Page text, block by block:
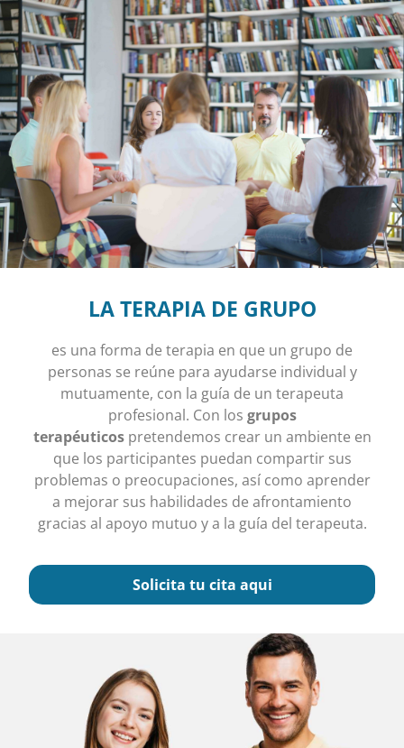
LA TERAPIA DE GRUPO
es una forma de terapia en que un grupo de
personas se reúne para ayudarse individual y
mutuamente, con la guía de un terapeuta
profesional. Con los grupos
terapéuticospretendemos crear un ambiente en
que los participantes puedan compartir sus
problemas o preocupaciones, así como aprender
a mejorar sus habilidades de afrontamiento
gracias al apoyo mutuo y a la guía del terapeuta.
Solicita tu cita aqui